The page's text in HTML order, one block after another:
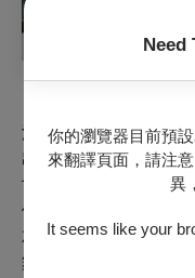
Need
你的瀏覽器目前預
來翻譯頁面，請注
異
It seems like your
法讓他正常走路。我
出現，是因為義芳當
世信都覺得他『跳得
們的眼睛早就不是正
就閃現各種假設，假
舞的時候會長什麼樣子